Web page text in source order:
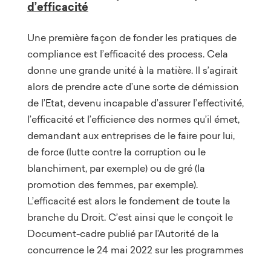
d’efficacité
Une première façon de fonder les pratiques de
compliance est l’efficacité des process. Cela
donne une grande unité à la matière. Il s’agirait
alors de prendre acte d’une sorte de démission
de l’Etat, devenu incapable d’assurer l’effectivité,
l’efficacité et l’efficience des normes qu’il émet,
demandant aux entreprises de le faire pour lui,
de force (lutte contre la corruption ou le
blanchiment, par exemple) ou de gré (la
promotion des femmes, par exemple).
L’efficacité est alors le fondement de toute la
branche du Droit. C’est ainsi que le conçoit le
Document-cadre publié par l’Autorité de la
concurrence le 24 mai 2022 sur les programmes